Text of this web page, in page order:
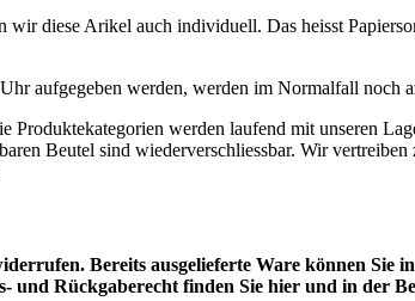
diese Arikel auch individuell. Das heisst
aufgegeben werden, werden im Normalfall noch
werden laufend mit unseren
Beutel sind wiederverschliessbar. Wir
Bereits ausgelieferte Ware können
Rückgaberecht finden Sie hier und in der